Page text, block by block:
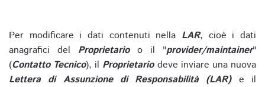
Per modificare i dati contenuti nella LAR, cioè i dati
anagrafici del Proprietarioo il "provider/maintainer"
(Contatto Tecnico), il Proprietariodeve inviare una nuova
Lettera di Assunzione di Responsabilità (LAR)e il